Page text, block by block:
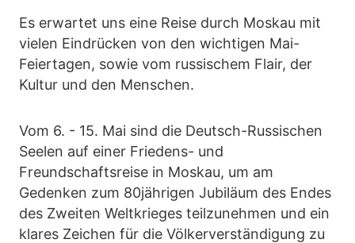
Es erwartet uns eine Reise durch Moskau mit
vielen Eindrücken von den wichtigen Mai-
Feiertagen, sowie vom russischem Flair, der
Kultur und den Menschen.
Vom 6. - 15. Mai sind die Deutsch-Russischen
Seelen auf einer Friedens- und
Freundschaftsreise in Moskau, um am
Gedenken zum 80jährigen Jubiläum des Endes
des Zweiten Weltkrieges teilzunehmen und ein
klares Zeichen für die Völkerverständigung zu